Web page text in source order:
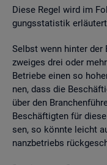
Diese Regel wird im
gungs­sta­tis­tik
Selbst wenn hin­ter
zwei­ges drei oder
Be­trie­be einen so
nen, dass die
über den
Be­schäf­tig­ten für
sen, so könn­te leicht
nanz­be­triebs